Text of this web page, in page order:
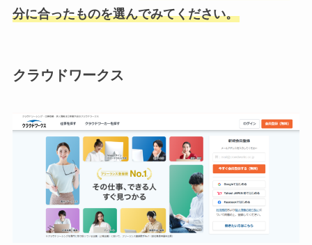
分に合ったものを選んでみてください。
クラウドワークス